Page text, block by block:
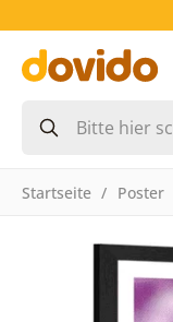
Startseite Poster